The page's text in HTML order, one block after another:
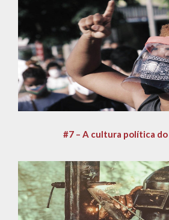
#7 – A cultura política